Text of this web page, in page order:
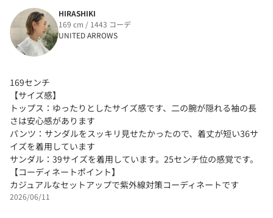
HIRASHIKI
169 cm / 1443 コーデ
UNITED ARROWS
169センチ
【サイズ感】
トップス：ゆったりとしたサイズ感です、二の腕が隠れる袖の長
さは安心感があります
パンツ：サンダルをスッキリ見せたかったので、着丈が短い36サ
イズを着用しています
サンダル：39サイズを着用しています。25センチ位の感覚です。
【コーディネートポイント】
カジュアルなセットアップで紫外線対策コーディネートです
2026/06/11